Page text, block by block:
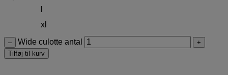
xl
– Wide culotte antal
+
Tilføj til kurv